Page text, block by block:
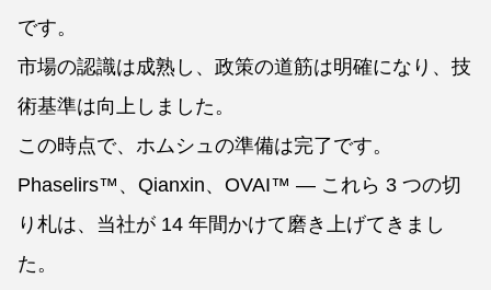
です。
市場の認識は成熟し、政策の道筋は明確になり、技
術基準は向上しました。
この時点で、ホムシュの準備は完了です。
Phaselirs™、Qianxin、OVAI™ — これら 3 つの切
り札は、当社が 14 年間かけて磨き上げてきまし
た。